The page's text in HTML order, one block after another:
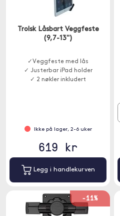
Trolsk Låsbart Veggfeste
(9,7-13")
✓Veggfeste med lås
✓ Justerbar iPad holder
✓ 2 nøkler inkludert
Ikke på lager, 2-6 uker
619 kr
Legg i handlekurven
-11%